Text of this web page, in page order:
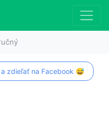
zdieľať na Facebook 😅